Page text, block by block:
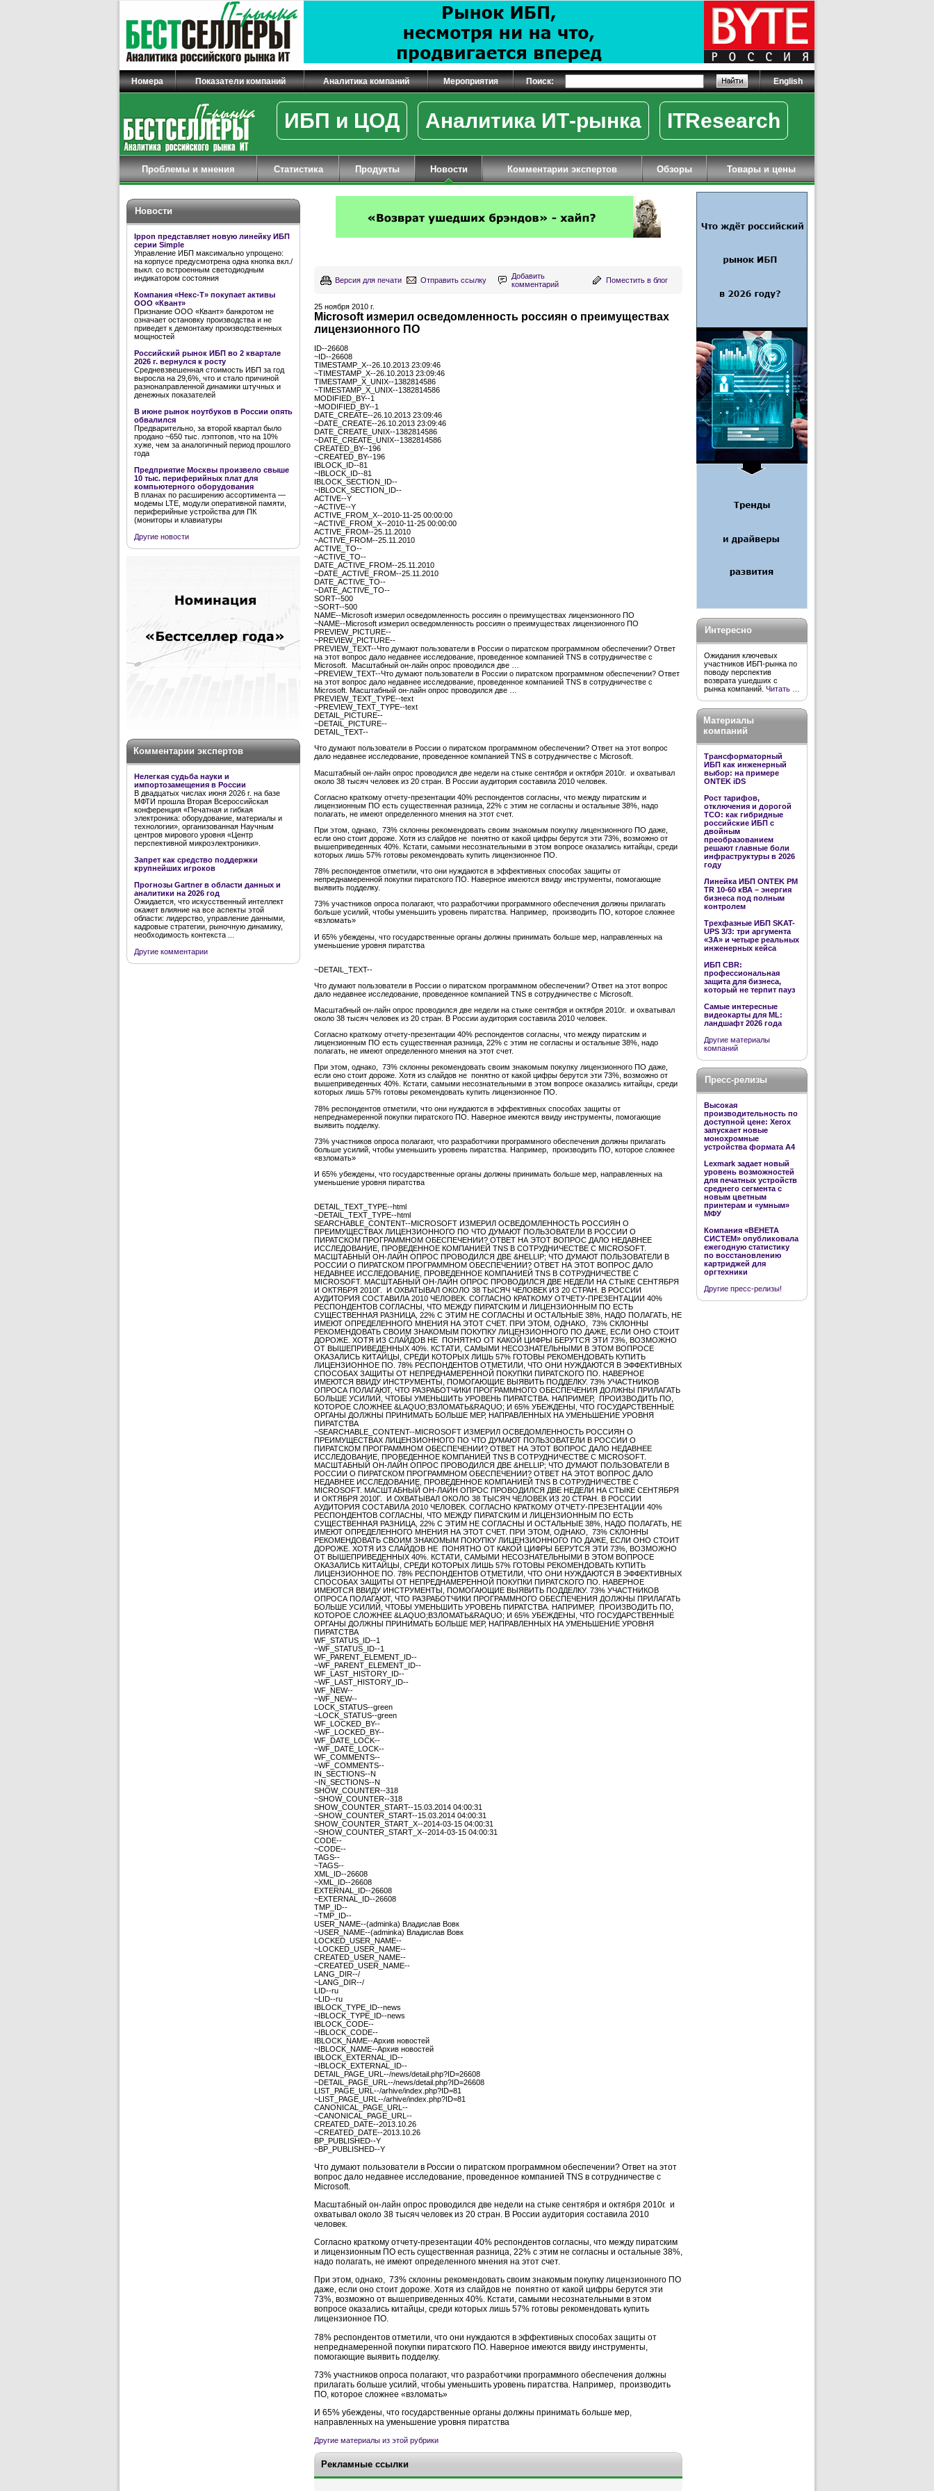
Номера Показатели компаний Аналитика компаний Мероприятия Поиск: English
ИБП и ЦОД Аналитика ИТ-рынка ITResearch
Проблемы и мнения Статистика Продукты Новости Комментарии экспертов Обзоры Товары и цены
Новости
Ippon представляет новую линейку ИБП
серии Simple
Управление ИБП максимально упрощено:
на корпусе предусмотрена одна кнопка вкл./
выкл. со встроенным светодиодным
индикатором состояния
Компания «Некс-Т» покупает активы
ООО «Квант»
Признание ООО «Квант» банкротом не
означает остановку производства и не
приведет к демонтажу производственных
мощностей
Российский рынок ИБП во 2 квартале
2026 г. вернулся к росту
Средневзвешенная стоимость ИБП за год
выросла на 29,6%, что и стало причиной
разнонаправленной динамики штучных и
денежных показателей
В июне рынок ноутбуков в России опять
обвалился
Предварительно, за второй квартал было
продано ~650 тыс. лэптопов, что на 10%
хуже, чем за аналогичный период прошлого
года
Предприятие Москвы произвело свыше
10 тыс. периферийных плат для
компьютерного оборудования
В планах по расширению ассортимента —
модемы LTE, модули оперативной памяти,
периферийные устройства для ПК
(мониторы и клавиатуры
Другие новости
Комментарии экспертов
Нелегкая судьба науки и
импортозамещения в России
В двадцатых числах июня 2026 г. на базе
МФТИ прошла Вторая Всероссийская
конференция «Печатная и гибкая
электроника: оборудование, материалы и
технологии», организованная Научным
центров мирового уровня «Центр
перспективной микроэлектроники».
Запрет как средство поддержки
крупнейших игроков
Прогнозы Gartner в области данных и
аналитики на 2026 год
Ожидается, что искусственный интеллект
окажет влияние на все аспекты этой
области: лидерство, управление данными,
кадровые стратегии, рыночную динамику,
необходимость контекста ...
Другие комментарии
Версия для печати Отправить ссылку
Добавить
комментарий
Поместить в блог
25 ноября 2010 г.
Microsoft измерил осведомленность россиян о преимуществах
лицензионного ПО
ID--26608
~ID--26608
TIMESTAMP_X--26.10.2013 23:09:46
~TIMESTAMP_X--26.10.2013 23:09:46
TIMESTAMP_X_UNIX--1382814586
~TIMESTAMP_X_UNIX--1382814586
MODIFIED_BY--1
~MODIFIED_BY--1
DATE_CREATE--26.10.2013 23:09:46
~DATE_CREATE--26.10.2013 23:09:46
DATE_CREATE_UNIX--1382814586
~DATE_CREATE_UNIX--1382814586
CREATED_BY--196
~CREATED_BY--196
IBLOCK_ID--81
~IBLOCK_ID--81
IBLOCK_SECTION_ID--
~IBLOCK_SECTION_ID--
ACTIVE--Y
~ACTIVE--Y
ACTIVE_FROM_X--2010-11-25 00:00:00
~ACTIVE_FROM_X--2010-11-25 00:00:00
ACTIVE_FROM--25.11.2010
~ACTIVE_FROM--25.11.2010
ACTIVE_TO--
~ACTIVE_TO--
DATE_ACTIVE_FROM--25.11.2010
~DATE_ACTIVE_FROM--25.11.2010
DATE_ACTIVE_TO--
~DATE_ACTIVE_TO--
SORT--500
~SORT--500
NAME--Microsoft измерил осведомленность россиян о преимуществах лицензионного ПО
~NAME--Microsoft измерил осведомленность россиян о преимуществах лицензионного ПО
PREVIEW_PICTURE--
~PREVIEW_PICTURE--
PREVIEW_TEXT--Что думают пользователи в России о пиратском программном обеспечении? Ответ
на этот вопрос дало недавнее исследование, проведенное компанией TNS в сотрудничестве с
Microsoft. Масштабный он-лайн опрос проводился две …
~PREVIEW_TEXT--Что думают пользователи в России о пиратском программном обеспечении? Ответ
на этот вопрос дало недавнее исследование, проведенное компанией TNS в сотрудничестве с
Microsoft. Масштабный он-лайн опрос проводился две …
PREVIEW_TEXT_TYPE--text
~PREVIEW_TEXT_TYPE--text
DETAIL_PICTURE--
~DETAIL_PICTURE--
DETAIL_TEXT--
Что думают пользователи в России о пиратском программном обеспечении? Ответ на этот вопрос
дало недавнее исследование, проведенное компанией TNS в сотрудничестве с Microsoft
Масштабный он-лайн опрос проводился две недели на стыке сентября и октября 2010г.
и охватывал
около 38 тысяч человек из 20 стран. В России аудитория составила 2010 человек.
Согласно краткому отчету-презентации 40% респондентов согласны, что между пиратским и
лицензионным ПО есть существенная разница, 22% с этим не согласны и остальные 38%, надо
полагать, не имеют определенного мнения на этот счет.
При этом, однако,
73% склонны рекомендовать своим знакомым покупку лицензионного ПО даже,
если оно стоит дороже. Хотя из слайдов не понятно от какой цифры берутся эти 73%, возможно от
вышеприведенных 40%. Кстати, самыми несознательными в этом вопросе оказались китайцы, среди
которых лишь 57% готовы рекомендовать купить лицензионное ПО.
78% респондентов отметили, что они нуждаются в эффективных способах защиты от
непреднамеренной покупки пиратского ПО. Наверное имеются ввиду инструменты, помогающие
выявить подделку.
73% участников опроса полагают, что разработчики программного обеспечения должны прилагать
больше усилий, чтобы уменьшить уровень пиратства. Например,
производить ПО, которое сложнее
«взломать»
И 65% убеждены, что государственные органы должны принимать больше мер, направленных на
уменьшение уровня пиратства
~DETAIL_TEXT--
Что думают пользователи в России о пиратском программном обеспечении? Ответ на этот вопрос
дало недавнее исследование, проведенное компанией TNS в сотрудничестве с Microsoft
Масштабный он-лайн опрос проводился две недели на стыке сентября и октября 2010г.
и охватывал
около 38 тысяч человек из 20 стран. В России аудитория составила 2010 человек.
Согласно краткому отчету-презентации 40% респондентов согласны, что между пиратским и
лицензионным ПО есть существенная разница, 22% с этим не согласны и остальные 38%, надо
полагать, не имеют определенного мнения на этот счет.
При этом, однако, 73% склонны рекомендовать своим знакомым покупку лицензионного ПО даже,
если оно стоит дороже. Хотя из слайдов не понятно от какой цифры берутся эти 73%, возможно от
вышеприведенных 40%. Кстати, самыми несознательными в этом вопросе оказались китайцы, среди
которых лишь 57% готовы рекомендовать купить лицензионное ПО.
78% респондентов отметили, что они нуждаются в эффективных способах защиты от
непреднамеренной покупки пиратского ПО. Наверное имеются ввиду инструменты, помогающие
выявить подделку.
73% участников опроса полагают, что разработчики программного обеспечения должны прилагать
больше усилий, чтобы уменьшить уровень пиратства. Например,
производить ПО, которое сложнее
«взломать»
И 65% убеждены, что государственные органы должны принимать больше мер, направленных на
уменьшение уровня пиратства
DETAIL_TEXT_TYPE--html
~DETAIL_TEXT_TYPE--html
SEARCHABLE_CONTENT--MICROSOFT ИЗМЕРИЛ ОСВЕДОМЛЕННОСТЬ РОССИЯН О
ПРЕИМУЩЕСТВАХ ЛИЦЕНЗИОННОГО ПО ЧТО ДУМАЮТ ПОЛЬЗОВАТЕЛИ В РОССИИ О
ПИРАТСКОМ ПРОГРАММНОМ ОБЕСПЕЧЕНИИ? ОТВЕТ НА ЭТОТ ВОПРОС ДАЛО НЕДАВНЕЕ
ИССЛЕДОВАНИЕ, ПРОВЕДЕННОЕ КОМПАНИЕЙ TNS В СОТРУДНИЧЕСТВЕ С MICROSOFT.
МАСШТАБНЫЙ ОН-ЛАЙН ОПРОС ПРОВОДИЛСЯ ДВЕ &HELLIP; ЧТО ДУМАЮТ ПОЛЬЗОВАТЕЛИ В
РОССИИ О ПИРАТСКОМ ПРОГРАММНОМ ОБЕСПЕЧЕНИИ? ОТВЕТ НА ЭТОТ ВОПРОС ДАЛО
НЕДАВНЕЕ ИССЛЕДОВАНИЕ, ПРОВЕДЕННОЕ КОМПАНИЕЙ TNS В СОТРУДНИЧЕСТВЕ С
MICROSOFT. МАСШТАБНЫЙ ОН-ЛАЙН ОПРОС ПРОВОДИЛСЯ ДВЕ НЕДЕЛИ НА СТЫКЕ СЕНТЯБРЯ
И ОКТЯБРЯ 2010Г. И ОХВАТЫВАЛ ОКОЛО 38 ТЫСЯЧ ЧЕЛОВЕК ИЗ 20 СТРАН. В РОССИИ
АУДИТОРИЯ СОСТАВИЛА 2010 ЧЕЛОВЕК. СОГЛАСНО КРАТКОМУ ОТЧЕТУ-ПРЕЗЕНТАЦИИ 40%
РЕСПОНДЕНТОВ СОГЛАСНЫ, ЧТО МЕЖДУ ПИРАТСКИМ И ЛИЦЕНЗИОННЫМ ПО ЕСТЬ
СУЩЕСТВЕННАЯ РАЗНИЦА, 22% С ЭТИМ НЕ СОГЛАСНЫ И ОСТАЛЬНЫЕ 38%, НАДО ПОЛАГАТЬ, НЕ
ИМЕЮТ ОПРЕДЕЛЕННОГО МНЕНИЯ НА ЭТОТ СЧЕТ. ПРИ ЭТОМ, ОДНАКО, 73% СКЛОННЫ
РЕКОМЕНДОВАТЬ СВОИМ ЗНАКОМЫМ ПОКУПКУ ЛИЦЕНЗИОННОГО ПО ДАЖЕ, ЕСЛИ ОНО СТОИТ
ДОРОЖЕ. ХОТЯ ИЗ СЛАЙДОВ НЕ ПОНЯТНО ОТ КАКОЙ ЦИФРЫ БЕРУТСЯ ЭТИ 73%, ВОЗМОЖНО
ОТ ВЫШЕПРИВЕДЕННЫХ 40%. КСТАТИ, САМЫМИ НЕСОЗНАТЕЛЬНЫМИ В ЭТОМ ВОПРОСЕ
ОКАЗАЛИСЬ КИТАЙЦЫ, СРЕДИ КОТОРЫХ ЛИШЬ 57% ГОТОВЫ РЕКОМЕНДОВАТЬ КУПИТЬ
ЛИЦЕНЗИОННОЕ ПО. 78% РЕСПОНДЕНТОВ ОТМЕТИЛИ, ЧТО ОНИ НУЖДАЮТСЯ В ЭФФЕКТИВНЫХ
СПОСОБАХ ЗАЩИТЫ ОТ НЕПРЕДНАМЕРЕННОЙ ПОКУПКИ ПИРАТСКОГО ПО. НАВЕРНОЕ
ИМЕЮТСЯ ВВИДУ ИНСТРУМЕНТЫ, ПОМОГАЮЩИЕ ВЫЯВИТЬ ПОДДЕЛКУ. 73% УЧАСТНИКОВ
ОПРОСА ПОЛАГАЮТ, ЧТО РАЗРАБОТЧИКИ ПРОГРАММНОГО ОБЕСПЕЧЕНИЯ ДОЛЖНЫ ПРИЛАГАТЬ
БОЛЬШЕ УСИЛИЙ, ЧТОБЫ УМЕНЬШИТЬ УРОВЕНЬ ПИРАТСТВА. НАПРИМЕР, ПРОИЗВОДИТЬ ПО,
КОТОРОЕ СЛОЖНЕЕ &LAQUO;ВЗЛОМАТЬ&RAQUO; И 65% УБЕЖДЕНЫ, ЧТО ГОСУДАРСТВЕННЫЕ
ОРГАНЫ ДОЛЖНЫ ПРИНИМАТЬ БОЛЬШЕ МЕР, НАПРАВЛЕННЫХ НА УМЕНЬШЕНИЕ УРОВНЯ
ПИРАТСТВА
~SEARCHABLE_CONTENT--MICROSOFT ИЗМЕРИЛ ОСВЕДОМЛЕННОСТЬ РОССИЯН О
ПРЕИМУЩЕСТВАХ ЛИЦЕНЗИОННОГО ПО ЧТО ДУМАЮТ ПОЛЬЗОВАТЕЛИ В РОССИИ О
ПИРАТСКОМ ПРОГРАММНОМ ОБЕСПЕЧЕНИИ? ОТВЕТ НА ЭТОТ ВОПРОС ДАЛО НЕДАВНЕЕ
ИССЛЕДОВАНИЕ, ПРОВЕДЕННОЕ КОМПАНИЕЙ TNS В СОТРУДНИЧЕСТВЕ С MICROSOFT.
МАСШТАБНЫЙ ОН-ЛАЙН ОПРОС ПРОВОДИЛСЯ ДВЕ &HELLIP; ЧТО ДУМАЮТ ПОЛЬЗОВАТЕЛИ В
РОССИИ О ПИРАТСКОМ ПРОГРАММНОМ ОБЕСПЕЧЕНИИ? ОТВЕТ НА ЭТОТ ВОПРОС ДАЛО
НЕДАВНЕЕ ИССЛЕДОВАНИЕ, ПРОВЕДЕННОЕ КОМПАНИЕЙ TNS В СОТРУДНИЧЕСТВЕ С
MICROSOFT. МАСШТАБНЫЙ ОН-ЛАЙН ОПРОС ПРОВОДИЛСЯ ДВЕ НЕДЕЛИ НА СТЫКЕ СЕНТЯБРЯ
И ОКТЯБРЯ 2010Г. И ОХВАТЫВАЛ ОКОЛО 38 ТЫСЯЧ ЧЕЛОВЕК ИЗ 20 СТРАН. В РОССИИ
АУДИТОРИЯ СОСТАВИЛА 2010 ЧЕЛОВЕК. СОГЛАСНО КРАТКОМУ ОТЧЕТУ-ПРЕЗЕНТАЦИИ 40%
РЕСПОНДЕНТОВ СОГЛАСНЫ, ЧТО МЕЖДУ ПИРАТСКИМ И ЛИЦЕНЗИОННЫМ ПО ЕСТЬ
СУЩЕСТВЕННАЯ РАЗНИЦА, 22% С ЭТИМ НЕ СОГЛАСНЫ И ОСТАЛЬНЫЕ 38%, НАДО ПОЛАГАТЬ, НЕ
ИМЕЮТ ОПРЕДЕЛЕННОГО МНЕНИЯ НА ЭТОТ СЧЕТ. ПРИ ЭТОМ, ОДНАКО, 73% СКЛОННЫ
РЕКОМЕНДОВАТЬ СВОИМ ЗНАКОМЫМ ПОКУПКУ ЛИЦЕНЗИОННОГО ПО ДАЖЕ, ЕСЛИ ОНО СТОИТ
ДОРОЖЕ. ХОТЯ ИЗ СЛАЙДОВ НЕ ПОНЯТНО ОТ КАКОЙ ЦИФРЫ БЕРУТСЯ ЭТИ 73%, ВОЗМОЖНО
ОТ ВЫШЕПРИВЕДЕННЫХ 40%. КСТАТИ, САМЫМИ НЕСОЗНАТЕЛЬНЫМИ В ЭТОМ ВОПРОСЕ
ОКАЗАЛИСЬ КИТАЙЦЫ, СРЕДИ КОТОРЫХ ЛИШЬ 57% ГОТОВЫ РЕКОМЕНДОВАТЬ КУПИТЬ
ЛИЦЕНЗИОННОЕ ПО. 78% РЕСПОНДЕНТОВ ОТМЕТИЛИ, ЧТО ОНИ НУЖДАЮТСЯ В ЭФФЕКТИВНЫХ
СПОСОБАХ ЗАЩИТЫ ОТ НЕПРЕДНАМЕРЕННОЙ ПОКУПКИ ПИРАТСКОГО ПО. НАВЕРНОЕ
ИМЕЮТСЯ ВВИДУ ИНСТРУМЕНТЫ, ПОМОГАЮЩИЕ ВЫЯВИТЬ ПОДДЕЛКУ. 73% УЧАСТНИКОВ
ОПРОСА ПОЛАГАЮТ, ЧТО РАЗРАБОТЧИКИ ПРОГРАММНОГО ОБЕСПЕЧЕНИЯ ДОЛЖНЫ ПРИЛАГАТЬ
БОЛЬШЕ УСИЛИЙ, ЧТОБЫ УМЕНЬШИТЬ УРОВЕНЬ ПИРАТСТВА. НАПРИМЕР, ПРОИЗВОДИТЬ ПО,
КОТОРОЕ СЛОЖНЕЕ &LAQUO;ВЗЛОМАТЬ&RAQUO; И 65% УБЕЖДЕНЫ, ЧТО ГОСУДАРСТВЕННЫЕ
ОРГАНЫ ДОЛЖНЫ ПРИНИМАТЬ БОЛЬШЕ МЕР, НАПРАВЛЕННЫХ НА УМЕНЬШЕНИЕ УРОВНЯ
ПИРАТСТВА
WF_STATUS_ID--1
~WF_STATUS_ID--1
WF_PARENT_ELEMENT_ID--
~WF_PARENT_ELEMENT_ID--
WF_LAST_HISTORY_ID--
~WF_LAST_HISTORY_ID--
WF_NEW--
~WF_NEW--
LOCK_STATUS--green
~LOCK_STATUS--green
WF_LOCKED_BY--
~WF_LOCKED_BY--
WF_DATE_LOCK--
~WF_DATE_LOCK--
WF_COMMENTS--
~WF_COMMENTS--
IN_SECTIONS--N
~IN_SECTIONS--N
SHOW_COUNTER--318
~SHOW_COUNTER--318
SHOW_COUNTER_START--15.03.2014 04:00:31
~SHOW_COUNTER_START--15.03.2014 04:00:31
SHOW_COUNTER_START_X--2014-03-15 04:00:31
~SHOW_COUNTER_START_X--2014-03-15 04:00:31
CODE--
~CODE--
TAGS--
~TAGS--
XML_ID--26608
~XML_ID--26608
EXTERNAL_ID--26608
~EXTERNAL_ID--26608
TMP_ID--
~TMP_ID--
USER_NAME--(adminka) Владислав Вовк
~USER_NAME--(adminka) Владислав Вовк
LOCKED_USER_NAME--
~LOCKED_USER_NAME--
CREATED_USER_NAME--
~CREATED_USER_NAME--
LANG_DIR--/
~LANG_DIR--/
LID--ru
~LID--ru
IBLOCK_TYPE_ID--news
~IBLOCK_TYPE_ID--news
IBLOCK_CODE--
~IBLOCK_CODE--
IBLOCK_NAME--Архив новостей
~IBLOCK_NAME--Архив новостей
IBLOCK_EXTERNAL_ID--
~IBLOCK_EXTERNAL_ID--
DETAIL_PAGE_URL--/news/detail.php?ID=26608
~DETAIL_PAGE_URL--/news/detail.php?ID=26608
LIST_PAGE_URL--/arhive/index.php?ID=81
~LIST_PAGE_URL--/arhive/index.php?ID=81
CANONICAL_PAGE_URL--
~CANONICAL_PAGE_URL--
CREATED_DATE--2013.10.26
~CREATED_DATE--2013.10.26
BP_PUBLISHED--Y
~BP_PUBLISHED--Y
Что думают пользователи в России о пиратском программном обеспечении? Ответ на этот
вопрос дало недавнее исследование, проведенное компанией TNS в сотрудничестве с
Microsoft.
Масштабный он-лайн опрос проводился две недели на стыке сентября и октября 2010г. и
охватывал около 38 тысяч человек из 20 стран. В России аудитория составила 2010
человек.
Согласно краткому отчету-презентации 40% респондентов согласны, что между пиратским
и лицензионным ПО есть существенная разница, 22% с этим не согласны и остальные 38%,
надо полагать, не имеют определенного мнения на этот счет.
При этом, однако, 73% склонны рекомендовать своим знакомым покупку лицензионного ПО
даже, если оно стоит дороже. Хотя из слайдов не понятно от какой цифры берутся эти
73%, возможно от вышеприведенных 40%. Кстати, самыми несознательными в этом
вопросе оказались китайцы, среди которых лишь 57% готовы рекомендовать купить
лицензионное ПО.
78% респондентов отметили, что они нуждаются в эффективных способах защиты от
непреднамеренной покупки пиратского ПО. Наверное имеются ввиду инструменты,
помогающие выявить подделку.
73% участников опроса полагают, что разработчики программного обеспечения должны
прилагать больше усилий, чтобы уменьшить уровень пиратства. Например, производить
ПО, которое сложнее «взломать»
И 65% убеждены, что государственные органы должны принимать больше мер,
направленных на уменьшение уровня пиратства
Другие материалы из этой рубрики
Рекламные ссылки
Интересно
Ожидания ключевых
участников ИБП-рынка по
поводу перспектив
возврата ушедших с
рынка компаний. Читать …
Материалы
компаний
Трансформаторный
ИБП как инженерный
выбор: на примере
ONTEK iDS
Рост тарифов,
отключения и дорогой
TCO: как гибридные
российские ИБП с
двойным
преобразованием
решают главные боли
инфраструктуры в 2026
году
Линейка ИБП ONTEK PM
TR 10-60 кВА – энергия
бизнеса под полным
контролем
Трехфазные ИБП SKAT-
UPS 3/3: три аргумента
«ЗА» и четыре реальных
инженерных кейса
ИБП CBR:
профессиональная
защита для бизнеса,
который не терпит пауз
Самые интересные
видеокарты для ML:
ландшафт 2026 года
Другие материалы
компаний
Пресс-релизы
Высокая
производительность по
доступной цене: Xerox
запускает новые
монохромные
устройства формата А4
Lexmark задает новый
уровень возможностей
для печатных устройств
среднего сегмента с
новым цветным
принтерам и «умным»
МФУ
Компания «ВЕНЕТА
СИСТЕМ» опубликовала
ежегодную статистику
по восстановлению
картриджей для
оргтехники
Другие пресс-релизы!